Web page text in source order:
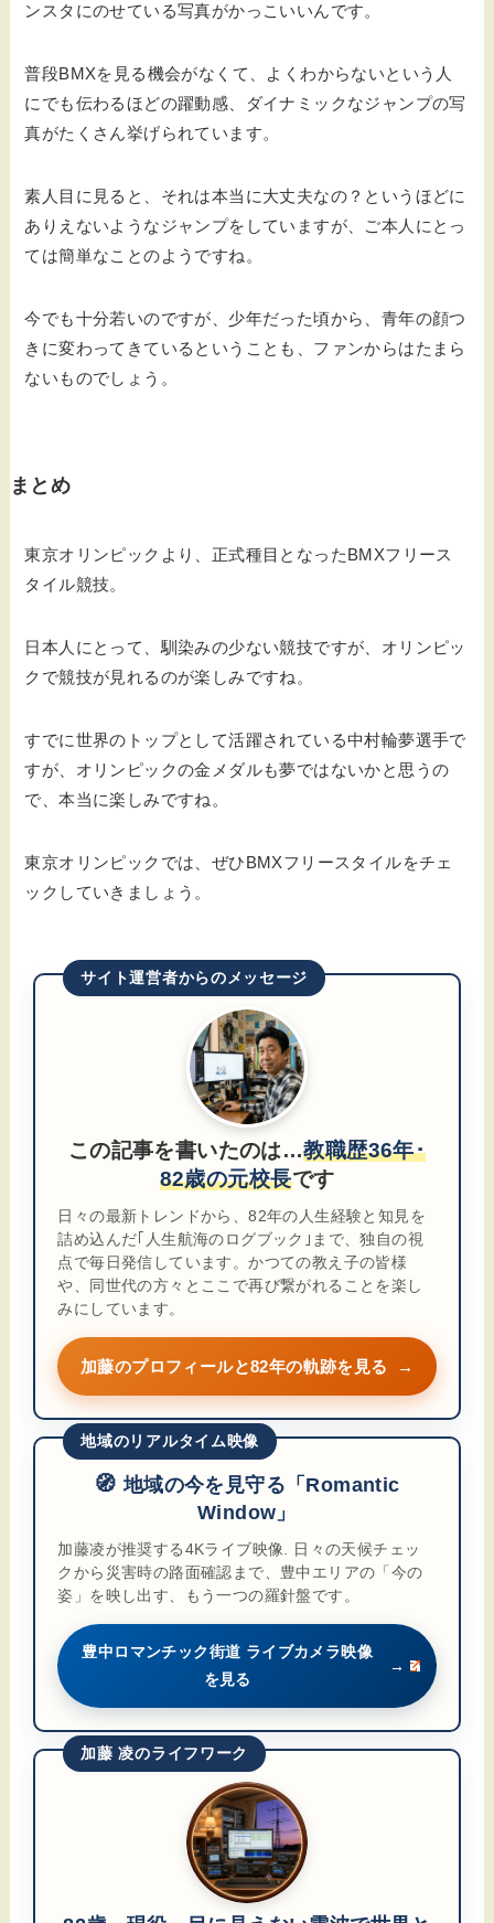
ンスタにのせている写真がかっこいいんです。
普段BMXを見る機会がなくて、よくわからないという人
にでも伝わるほどの躍動感、ダイナミックなジャンプの写
真がたくさん挙げられています。
素人目に見ると、それは本当に大丈夫なの？というほどに
ありえないようなジャンプをしていますが、ご本人にとっ
ては簡単なことのようですね。
今でも十分若いのですが、少年だった頃から、青年の顔つ
きに変わってきているということも、ファンからはたまら
ないものでしょう。
まとめ
東京オリンピックより、正式種目となったBMXフリース
タイル競技。
日本人にとって、馴染みの少ない競技ですが、オリンピッ
クで競技が見れるのが楽しみですね。
すでに世界のトップとして活躍されている中村輪夢選手で
すが、オリンピックの金メダルも夢ではないかと思うの
で、本当に楽しみですね。
東京オリンピックでは、ぜひBMXフリースタイルをチェ
ックしていきましょう。
サイト運営者からのメッセージ
この記事を書いたのは…教職歴36年･
82歳の元校長です
日々の最新トレンドから、82年の人生経験と知見を
詰め込んだ｢人生航海のログブック｣まで、独自の視
点で毎日発信しています。かつての教え子の皆様
や、同世代の方々とここで再び繋がれることを楽し
みにしています。
加藤のプロフィールと82年の軌跡を見る →
地域のリアルタイム映像
🧭 地域の今を見守る「Romantic
Window」
加藤凌が推奨する4Kライブ映像. 日々の天候チェッ
クから災害時の路面確認まで、豊中エリアの「今の
姿」を映し出す、もう一つの羅針盤です。
豊中ロマンチック街道 ライブカメラ映像
を見る
→
加藤 凌のライフワーク